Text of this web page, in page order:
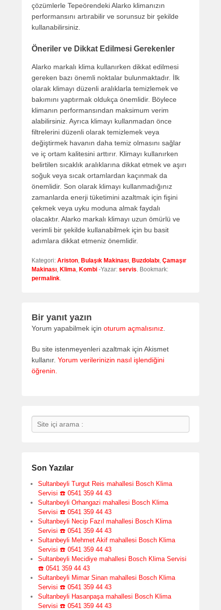
çözümlerle Tepeörendeki Alarko klimanızın
performansını artırabilir ve sorunsuz bir şekilde
kullanabilirsiniz.
Öneriler ve Dikkat Edilmesi Gerekenler
Alarko markalı klima kullanırken dikkat edilmesi
gereken bazı önemli noktalar bulunmaktadır. İlk
olarak klimayı düzenli aralıklarla temizlemek ve
bakımını yaptırmak oldukça önemlidir. Böylece
klimanın performansından maksimum verim
alabilirsiniz. Ayrıca klimayı kullanmadan önce
filtrelerini düzenli olarak temizlemek veya
değiştirmek havanın daha temiz olmasını sağlar
ve iç ortam kalitesini arttırır. Klimayı kullanırken
belirtilen sıcaklık aralıklarına dikkat etmek ve aşırı
soğuk veya sıcak ortamlardan kaçınmak da
önemlidir. Son olarak klimayı kullanmadığınız
zamanlarda enerji tüketimini azaltmak için fişini
çekmek veya uyku moduna almak faydalı
olacaktır. Alarko markalı klimayı uzun ömürlü ve
verimli bir şekilde kullanabilmek için bu basit
adımlara dikkat etmeniz önemlidir.
Kategori: Ariston Bulaşık Makinası Buzdolabı Çamaşır
Makinası Klima Kombi -Yazar: servis . Bookmark:
permalink
Bir yanıt yazın
Yorum yapabilmek için oturum açmalısınız
Bu site istenmeyenleri azaltmak için Akismet
kullanır. Yorum verilerinizin nasıl işlendiğini
öğrenin.
Search
Son Yazılar
Sultanbeyli Turgut Reis mahallesi Bosch Klima
Servisi ☎️ 0541 359 44 43
Sultanbeyli Orhangazi mahallesi Bosch Klima
Servisi ☎️ 0541 359 44 43
Sultanbeyli Necip Fazıl mahallesi Bosch Klima
Servisi ☎️ 0541 359 44 43
Sultanbeyli Mehmet Akif mahallesi Bosch Klima
Servisi ☎️ 0541 359 44 43
Sultanbeyli Mecidiye mahallesi Bosch Klima Servisi
☎️ 0541 359 44 43
Sultanbeyli Mimar Sinan mahallesi Bosch Klima
Servisi ☎️ 0541 359 44 43
Sultanbeyli Hasanpaşa mahallesi Bosch Klima
Servisi ☎️ 0541 359 44 43